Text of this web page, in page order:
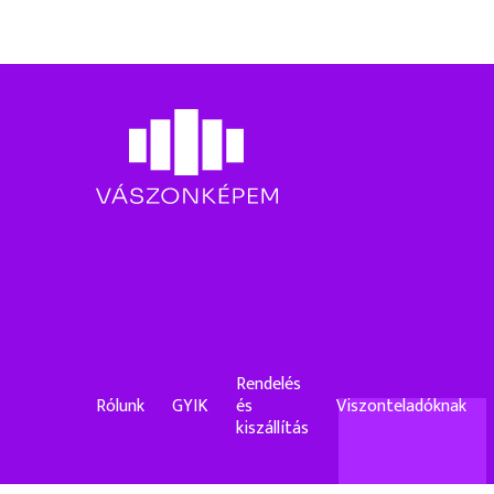
Rólunk GYIK
Rendelés
és
kiszállítás
Viszonteladóknak